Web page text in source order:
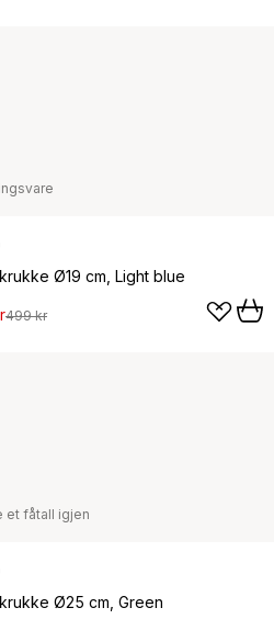
Ø19 cm, Light blue
499 kr
et fåtall igjen
Ø25 cm, Green